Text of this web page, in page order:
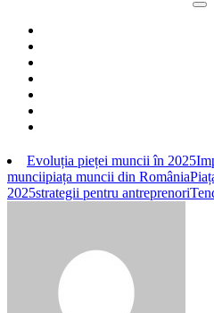
Evoluția pieței muncii în 2025
munciipiața muncii din România
2025strategii pentru antreprenori